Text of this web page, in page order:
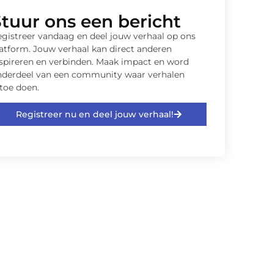
ons een bericht
vandaag en deel jouw verhaal op ons
Jouw verhaal kan direct anderen
en verbinden. Maak impact en word
van een community waar verhalen
doen.
Registreer nu en deel jouw verhaal!